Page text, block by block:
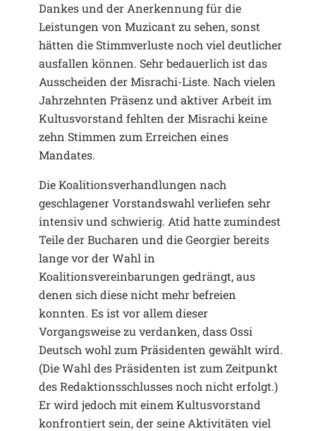
Dankes und der Anerkennung für die
Leistungen von Muzicant zu sehen, sonst
hätten die Stimmverluste noch viel deutlicher
ausfallen können. Sehr bedauerlich ist das
Ausscheiden der Misrachi-Liste. Nach vielen
Jahrzehnten Präsenz und aktiver Arbeit im
Kultusvorstand fehlten der Misrachi keine
zehn Stimmen zum Erreichen eines
Mandates.
Die Koalitionsverhandlungen nach
geschlagener Vorstandswahl verliefen sehr
intensiv und schwierig. Atid hatte zumindest
Teile der Bucharen und die Georgier bereits
lange vor der Wahl in
Koalitionsvereinbarungen gedrängt, aus
denen sich diese nicht mehr befreien
konnten. Es ist vor allem dieser
Vorgangsweise zu verdanken, dass Ossi
Deutsch wohl zum Präsidenten gewählt wird.
(Die Wahl des Präsidenten ist zum Zeitpunkt
des Redaktionsschlusses noch nicht erfolgt.)
Er wird jedoch mit einem Kultusvorstand
konfrontiert sein, der seine Aktivitäten viel